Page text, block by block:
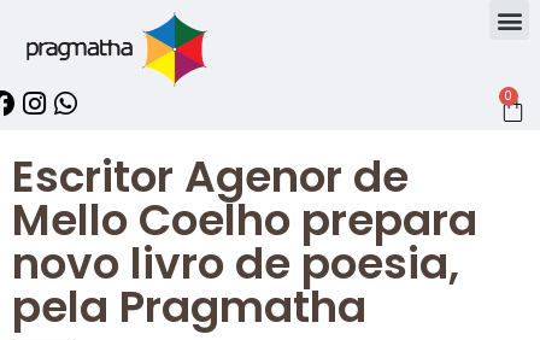
0
Escritor Agenor de
Mello Coelho prepara
novo livro de poesia,
pela Pragmatha